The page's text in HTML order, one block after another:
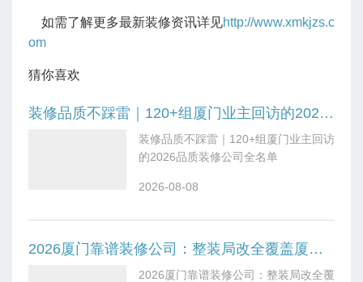
如需了解更多最新装修资讯详见http://www.xmkjzs.c
om
猜你喜欢
装修品质不踩雷｜120+组厦门业主回访的2026品质装修公司全名单
装修品质不踩雷｜120+组厦门业主回访
的2026品质装修公司全名单
2026-08-08
2026厦门靠谱装修公司：整装局改全覆盖厦门品牌家装全维度解析
2026厦门靠谱装修公司：整装局改全覆